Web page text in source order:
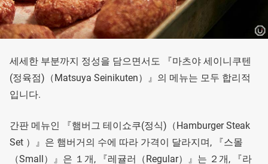
세세한 부분까지 정성을 담으면서도 『마츠야 세이니쿠텐
(정육점)（Matsuya Seinikuten）』의 메뉴는 모두 합리적
입니다.
간판 메뉴인 『햄버그 테이쇼쿠(정식)（Hamburger Steak
Set ）』은 햄버거의 수에 따라 가격이 달라지며, 『스몰
（Small）』은 １개, 『레귤러（Regular）』는 ２개, 『라